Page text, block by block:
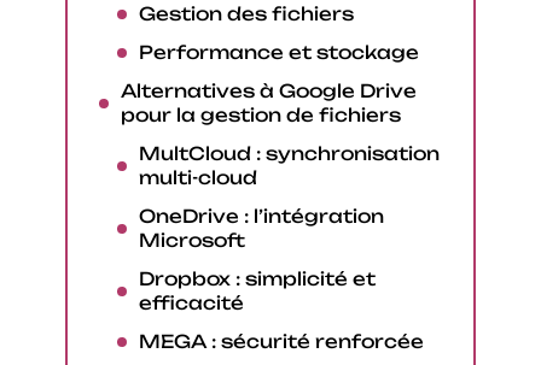
Gestion des fichiers
Performance et stockage
Alternatives à Google Drive
pour la gestion de fichiers
MultCloud : synchronisation
multi-cloud
OneDrive : l’intégration
Microsoft
Dropbox : simplicité et
efficacité
MEGA : sécurité renforcée